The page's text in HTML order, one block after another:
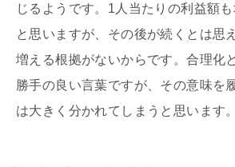
じるようです。1人当たりの利益額
と思いますが、その後が続くとは思
増える根拠がないからです。合理化
勝手の良い言葉ですが、その意味を
は大きく分かれてしまうと思います。